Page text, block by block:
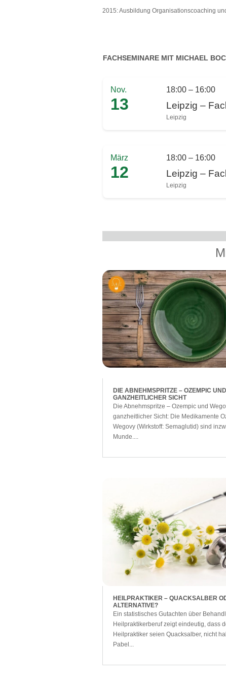
2015: Ausbildung Organisationscoaching
FACHSEMINARE MIT MICHAEL
Nov.
13
18:00 – 16:00
Leipzig –
Leipzig
März
12
18:00 – 16:00
Leipzig –
Leipzig
DIE ABNEHMSPRITZE – OZEMPIC
GANZHEITLICHER SICHT
Die Abnehmspritze – Ozempic und
ganzheitlicher Sicht: Die Medikamente
Wegovy (Wirkstoff: Semaglutid) sind
Munde....
HEILPRAKTIKER – QUACKSALBER
ALTERNATIVE?
Ein statistisches Gutachten über
Heilpraktikerberuf zeigt eindeutig, dass
Heilpraktiker seien Quacksalber, nicht
Pabel...